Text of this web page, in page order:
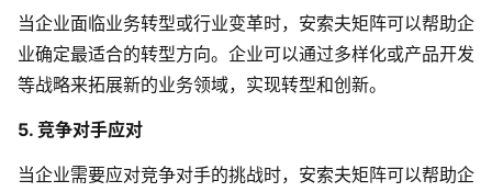
当企业面临业务转型或行业变革时，安索夫矩阵可以帮助企
业确定最适合的转型方向。企业可以通过多样化或产品开发
等战略来拓展新的业务领域，实现转型和创新。
5. 竞争对手应对
当企业需要应对竞争对手的挑战时，安索夫矩阵可以帮助企